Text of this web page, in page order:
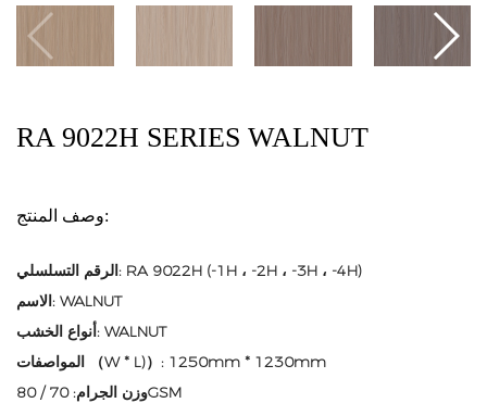
RA 9022H SERIES WALNUT
وصف المنتج:
الرقم التسلسلي: RA 9022H (-1H ، -2H ، -3H ، -4H)
الاسم: WALNUT
أنواع الخشب: WALNUT
المواصفات （W * L)）: 1250mm * 1230mm
وزن الجرام: 70 / 80GSM